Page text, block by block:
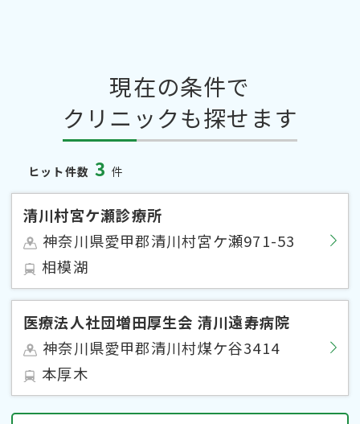
現在の条件で
クリニックも探せます
ヒット件数 3 件
清川村宮ケ瀬診療所
神奈川県愛甲郡清川村宮ケ瀬971-53
相模湖
医療法人社団増田厚生会 清川遠寿病院
神奈川県愛甲郡清川村煤ケ谷3414
本厚木